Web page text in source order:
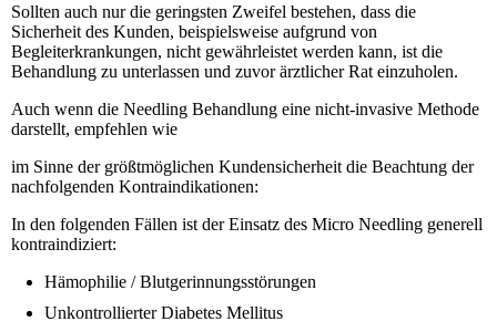
Sollten auch nur die geringsten Zweifel bestehen, dass die
Sicherheit des Kunden, beispielsweise aufgrund von
Begleiterkrankungen, nicht gewährleistet werden kann, ist die
Behandlung zu unterlassen und zuvor ärztlicher Rat einzuholen.
Auch wenn die Needling Behandlung eine nicht-invasive Methode
darstellt, empfehlen wie
im Sinne der größtmöglichen Kundensicherheit die Beachtung der
nachfolgenden Kontraindikationen:
In den folgenden Fällen ist der Einsatz des Micro Needling generell
kontraindiziert:
Hämophilie / Blutgerinnungsstörungen
Unkontrollierter Diabetes Mellitus